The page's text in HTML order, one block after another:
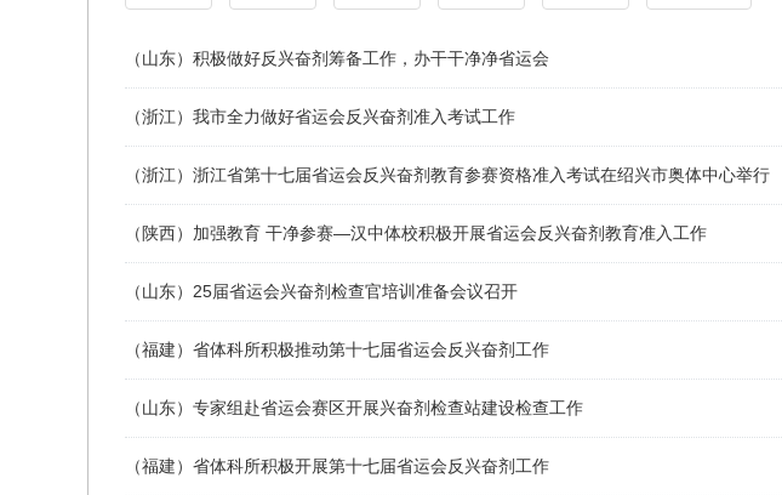
（山东）积极做好反兴奋剂筹备工作，办干干净净省运会
（浙江）我市全力做好省运会反兴奋剂准入考试工作
（浙江）浙江省第十七届省运会反兴奋剂教育参赛资格准入考试在绍兴市奥体中心举行
（陕西）加强教育 干净参赛—汉中体校积极开展省运会反兴奋剂教育准入工作
（山东）25届省运会兴奋剂检查官培训准备会议召开
（福建）省体科所积极推动第十七届省运会反兴奋剂工作
（山东）专家组赴省运会赛区开展兴奋剂检查站建设检查工作
（福建）省体科所积极开展第十七届省运会反兴奋剂工作